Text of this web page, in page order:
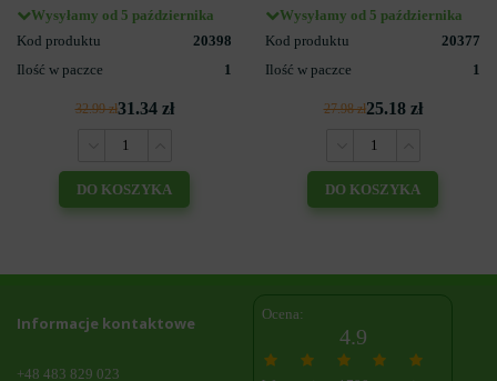
Wysyłamy od 5 października
Kod produktu
20398
Ilość w paczce
1
32.99 zł31.34 zł
DO KOSZYKA
Wysyłamy od 5 października
Kod produktu
20377
Ilość w paczce
1
27.98 zł25.18 zł
DO KOSZYKA
Informacje kontaktowe
+48 483 829 023
Ocena:
4.9